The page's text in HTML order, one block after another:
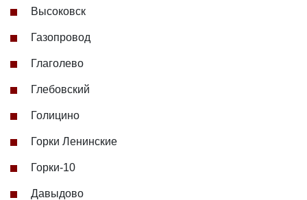
Высоковск
Газопровод
Глаголево
Глебовский
Голицино
Горки Ленинские
Горки-10
Давыдово